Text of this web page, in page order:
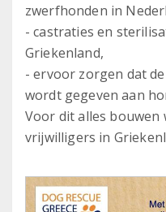
zwerfhonden in
- castraties en
Griekenland,
- ervoor zorgen dat
wordt gegeven aan
Voor dit alles bouwen
vrijwilligers in